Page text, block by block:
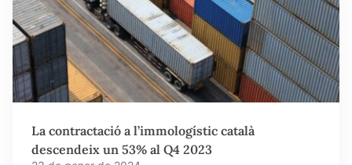
La contractació a l’immologístic català
descendeix un 53% al Q4 2023